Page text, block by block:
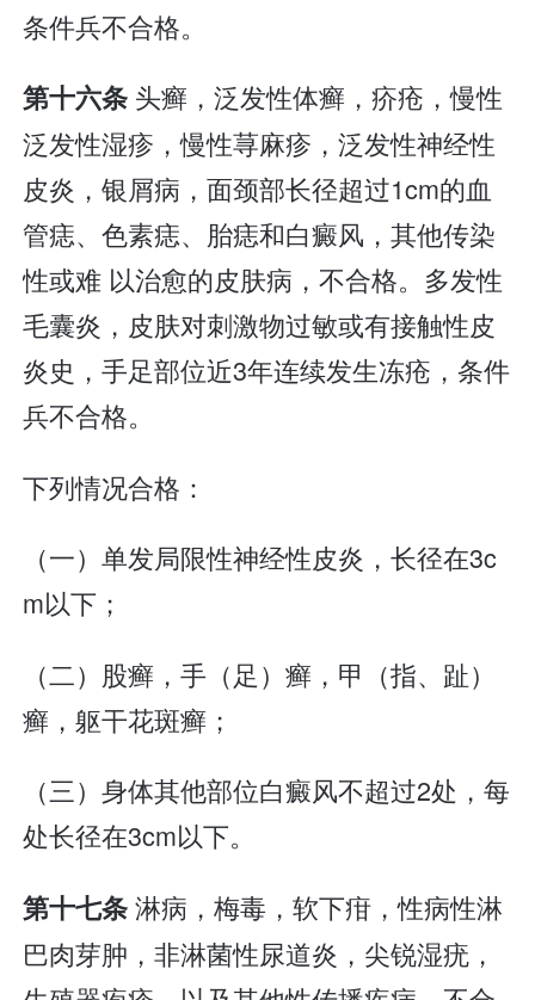
条件兵不合格。
第十六条 头癣，泛发性体癣，疥疮，慢性
泛发性湿疹，慢性荨麻疹，泛发性神经性
皮炎，银屑病，面颈部长径超过1cm的血
管痣、色素痣、胎痣和白癜风，其他传染
性或难 以治愈的皮肤病，不合格。多发性
毛囊炎，皮肤对刺激物过敏或有接触性皮
炎史，手足部位近3年连续发生冻疮，条件
兵不合格。
下列情况合格：
（一）单发局限性神经性皮炎，长径在3c
m以下；
（二）股癣，手（足）癣，甲（指、趾）
癣，躯干花斑癣；
（三）身体其他部位白癜风不超过2处，每
处长径在3cm以下。
第十七条淋病，梅毒，软下疳，性病性淋
巴肉芽肿，非淋菌性尿道炎，尖锐湿疣，